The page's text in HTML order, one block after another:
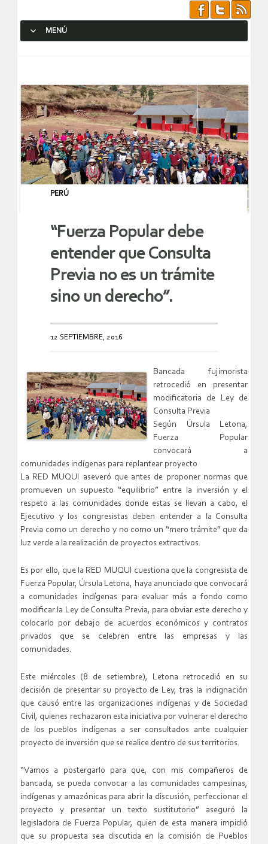
MENÚ
PERÚ
“Fuerza Popular debe
entender que Consulta
Previa no es un trámite
sino un derecho”.
12 SEPTIEMBRE, 2016
Bancada fujimorista
retrocedió en presentar
modificatoria de Ley de
Consulta Previa
Según Úrsula Letona,
Fuerza Popular
convocará a
comunidades indígenas para replantear proyecto
La RED MUQUI aseveró que antes de proponer normas que
promueven un supuesto “equilibrio” entre la inversión y el
respeto a las comunidades donde estas se llevan a cabo, el
Ejecutivo y los congresistas deben entender a la Consulta
Previa como un derecho y no como un “mero trámite” que da
luz verde a la realización de proyectos extractivos.
Es por ello, que la RED MUQUI cuestiona que la congresista de
Fuerza Popular, Úrsula Letona, haya anunciado que convocará
a comunidades indígenas para evaluar más a fondo como
modificar la Ley de Consulta Previa, para obviar este derecho y
colocarlo por debajo de acuerdos económicos y contratos
privados que se celebren entre las empresas y las
comunidades.
Este miércoles (8 de setiembre), Letona retrocedió en su
decisión de presentar su proyecto de Ley, tras la indignación
que causó entre las organizaciones indígenas y de Sociedad
Civil, quienes rechazaron esta iniciativa por vulnerar el derecho
de los pueblos indígenas a ser consultados ante cualquier
proyecto de inversión que se realice dentro de sus territorios.
“Vamos a postergarlo para que, con mis compañeros de
bancada, se pueda convocar a las comunidades campesinas,
indígenas y amazónicas para abrir la discusión, perfeccionar el
proyecto y presentar un texto sustitutorio” aseguró la
legisladora de Fuerza Popular, quien de esta manera impidió
que su propuesta sea discutida en la comisión de Pueblos